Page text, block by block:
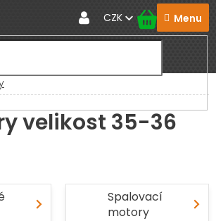
CZK
velikost 35-36
Spalovací
motory